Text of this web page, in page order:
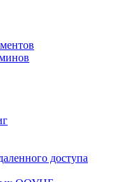
доступа